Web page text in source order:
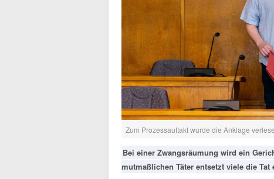
Zum Prozessauftakt wurde die Anklage
Bei einer Zwangsräumung wird ein
mutmaßlichen Täter entsetzt viele die Tat